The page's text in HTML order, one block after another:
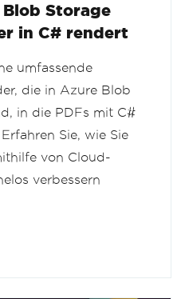
Storage
in C# rendert
umfassende
die in Azure Blob
in die PDFs mit C#
Sie, wie Sie
von Cloud-
verbessern